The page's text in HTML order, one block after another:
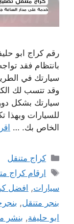
رقم كراج ابو
بانتظام فقد
سيارتك في
وقد تتسب لك
سيارتك بشكل
للسيارات وبهذا
الخاص بك. …
التصنيفات
كراج متنقل
الوسوم
ارقام كراج
سيارات, افضل
بنجر متنقل,
ابو حليفة, بنشر